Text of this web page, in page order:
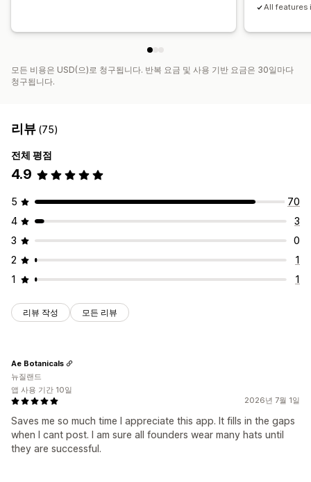
All features
모든 비용은 USD(으)로 청구됩니다. 반복 요금 및 사용 기반 요금은 30일마다
청구됩니다.
리뷰 (75)
전체 평점
4.9
5
70
4
3
3
0
2
1
1
1
리뷰 작성 모든 리뷰
2026년 7월 1일
Saves me so much time I appreciate this app. It fills in the gaps
when I cant post. I am sure all founders wear many hats until
they are successful.
Ae Botanicals
뉴질랜드
앱 사용 기간 10일